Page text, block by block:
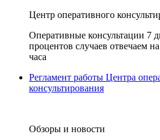
Центр оперативного
Оперативные консультации 7
процентов случаев отвечаем
часа
Регламент работы Центра
консультирования
Обзоры и новости